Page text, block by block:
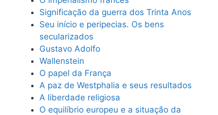
Significação da guerra dos Trinta Anos
Seu início e peripecias. Os bens
secularizados
Gustavo Adolfo
Wallenstein
O papel da França
A paz de Westphalia e seus resultados
A liberdade religiosa
O equilíbrio europeu e a situação da